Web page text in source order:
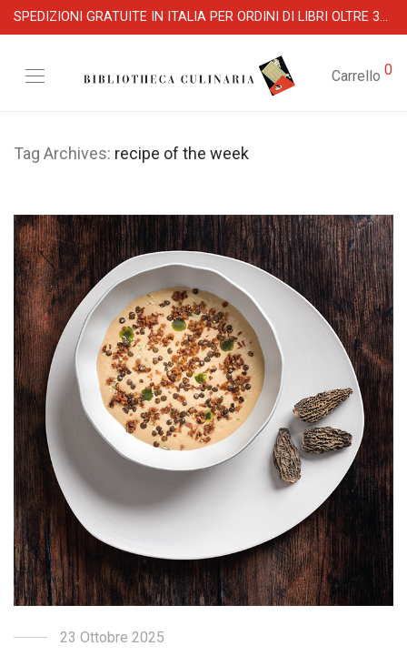
SPEDIZIONI GRATUITE IN ITALIA PER ORDINI DI LIBRI OLTRE 39 €
Carrello 0
Tag Archives: recipe of the week
23 Ottobre 2025